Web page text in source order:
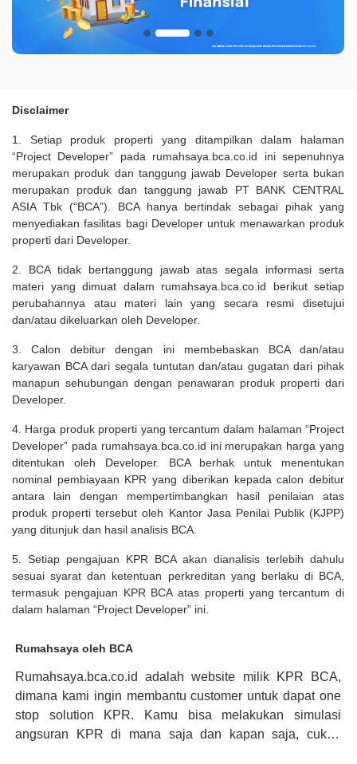
Disclaimer
1. Setiap produk properti yang ditampilkan dalam halaman
“Project Developer” pada rumahsaya.bca.co.id ini sepenuhnya
merupakan produk dan tanggung jawab Developer serta bukan
merupakan produk dan tanggung jawab PT BANK CENTRAL
ASIA Tbk (“BCA”). BCA hanya bertindak sebagai pihak yang
menyediakan fasilitas bagi Developer untuk menawarkan produk
properti dari Developer.
2. BCA tidak bertanggung jawab atas segala informasi serta
materi yang dimuat dalam rumahsaya.bca.co.id berikut setiap
perubahannya atau materi lain yang secara resmi disetujui
dan/atau dikeluarkan oleh Developer.
3. Calon debitur dengan ini membebaskan BCA dan/atau
karyawan BCA dari segala tuntutan dan/atau gugatan dari pihak
manapun sehubungan dengan penawaran produk properti dari
Developer.
4. Harga produk properti yang tercantum dalam halaman “Project
Developer” pada rumahsaya.bca.co.id ini merupakan harga yang
ditentukan oleh Developer. BCA berhak untuk menentukan
nominal pembiayaan KPR yang diberikan kepada calon debitur
antara lain dengan mempertimbangkan hasil penilaian atas
produk properti tersebut oleh Kantor Jasa Penilai Publik (KJPP)
yang ditunjuk dan hasil analisis BCA.
5. Setiap pengajuan KPR BCA akan dianalisis terlebih dahulu
sesuai syarat dan ketentuan perkreditan yang berlaku di BCA,
termasuk pengajuan KPR BCA atas properti yang tercantum di
dalam halaman “Project Developer” ini.
Rumahsaya oleh BCA
Rumahsaya.bca.co.id adalah website milik KPR BCA,
dimana kami ingin membantu customer untuk dapat one
stop solution KPR. Kamu bisa melakukan simulasi
angsuran KPR di mana saja dan kapan saja, cukup